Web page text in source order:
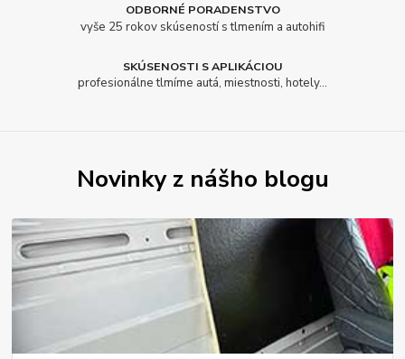
ODBORNÉ PORADENSTVO
vyše 25 rokov skúseností s tlmením a autohifi
SKÚSENOSTI S APLIKÁCIOU
profesionálne tlmíme autá, miestnosti, hotely...
Novinky z nášho blogu